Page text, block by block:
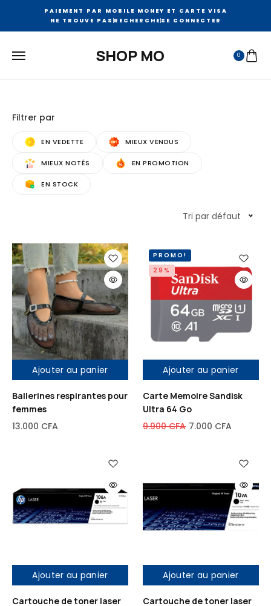
PAIEMENT PAR MOBILE MONEY ET CARTE VISA
NE TROUVE PAS RECHERCHESE CONNECTER
SHOP MO 0
Filtrer par
EN VEDETTE MIEUX VENDUS
MIEUX NOTÉS EN PROMOTION
EN STOCK
Tri par défaut
Ajouter au panier
Ballerines respirantes pour
femmes
13.000 CFA
Ajouter au panier
PROMO!
29%
Carte Memoire Sandisk
Ultra 64 Go
9.900CFA 7.000 CFA
Ajouter au panier
Cartouche de toner laser
Ajouter au panier
Cartouche de toner laser